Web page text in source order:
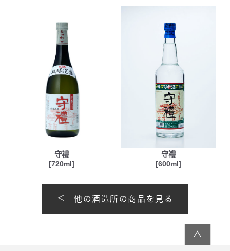
守禮
[720ml]
守禮
[600ml]
他の酒造所の商品を見る
∧